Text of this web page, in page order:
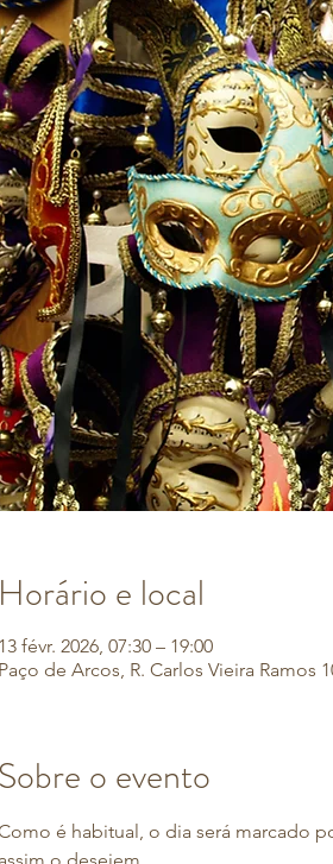
Horário e local
13 févr. 2026, 07:30 – 19:00
Paço de Arcos, R. Carlos Vieira Ramos
Sobre o evento
é habitual, o dia será marcado